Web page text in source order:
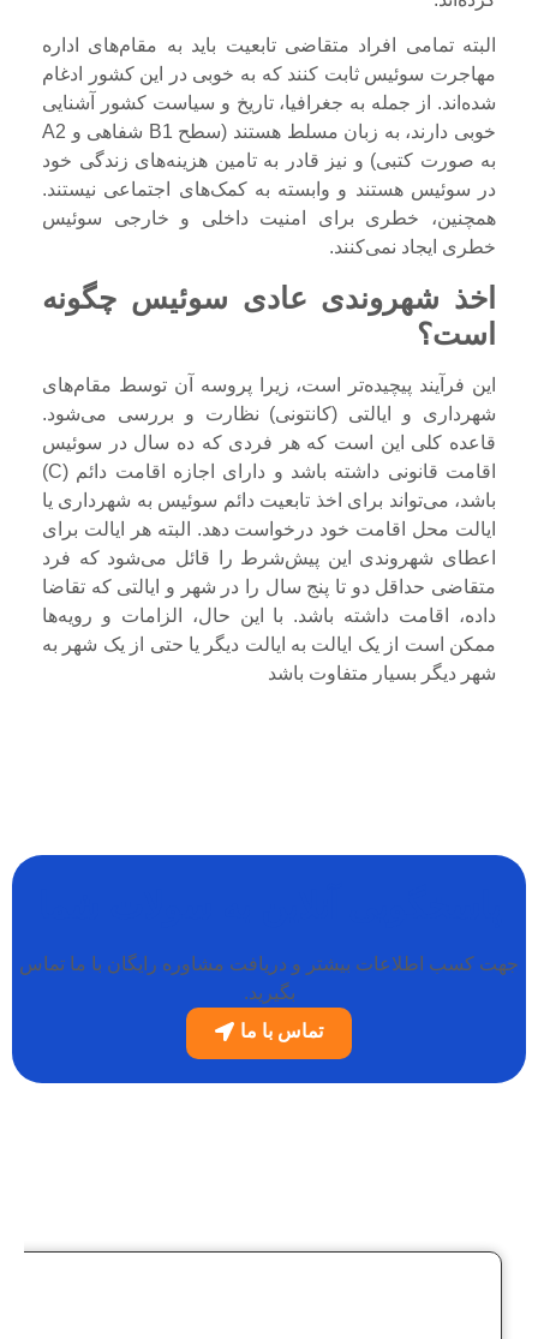
البته تمامی افراد متقاضی تابعیت باید به مقام‌های اداره
مهاجرت سوئیس ثابت کنند که به خوبی در این کشور ادغام
شده‌اند. از جمله به جغرافیا، تاریخ و سیاست کشور آشنایی
خوبی دارند، به زبان مسلط هستند (سطح B1 شفاهی و A2
به صورت کتبی) و نیز قادر به تامین هزینه‌های زندگی خود
در سوئیس هستند و وابسته به کمک‌های اجتماعی نیستند.
همچنین، خطری برای امنیت داخلی و خارجی سوئیس
خطری ایجاد نمی‌کنند.
اخذ شهروندی عادی سوئیس چگونه
است؟
این فرآیند پیچیده‌تر است، زیرا پروسه آن توسط مقام‌های
شهرداری و ایالتی (کانتونی) نظارت و بررسی می‌شود.
قاعده کلی این است که هر فردی که ده سال در سوئیس
اقامت قانونی داشته باشد و دارای اجازه اقامت دائم (C)
باشد، می‌تواند برای اخذ تابعیت دائم سوئیس به شهرداری یا
ایالت محل اقامت خود درخواست دهد. البته هر ایالت برای
اعطای شهروندی این پیش‌شرط را قائل می‌شود که فرد
متقاضی حداقل دو تا پنج سال را در شهر و ایالتی که تقاضا
داده، اقامت داشته باشد. با این حال، الزامات و رویه‌ها
ممکن است از یک ایالت به ایالت دیگر یا حتی از یک شهر به
شهر دیگر بسیار متفاوت باشد
جهت کسب اطلاعات بیشتر و دریافت مشاوره رایگان با ما تماس
بگیرید.
تماس با ما